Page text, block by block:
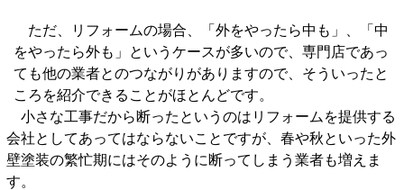
ただ、リフォームの場合、「外をやったら中も」、「中
をやったら外も」というケースが多いので、専門店であっ
ても他の業者とのつながりがありますので、そういったと
ころを紹介できることがほとんどです。
小さな工事だから断ったというのはリフォームを提供する
会社としてあってはならないことですが、春や秋といった外
壁塗装の繁忙期にはそのように断ってしまう業者も増えま
す。